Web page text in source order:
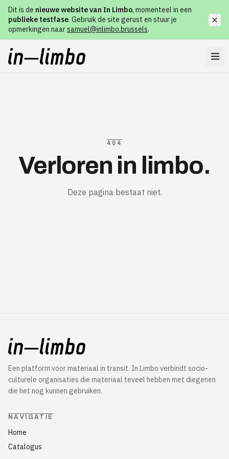
Dit is de nieuwe website van In Limbo, momenteel in een
publieke testfase. Gebruik de site gerust en stuur je
opmerkingen naarsamuel@inlimbo.brussels.
404
Verloren in limbo.
Deze pagina bestaat niet.
Een platform voor materiaal in transit. In Limbo verbindt socio-
culturele organisaties die materiaal teveel hebben met diegenen
die het nog kunnen gebruiken.
NAVIGATIE
Home
Catalogus